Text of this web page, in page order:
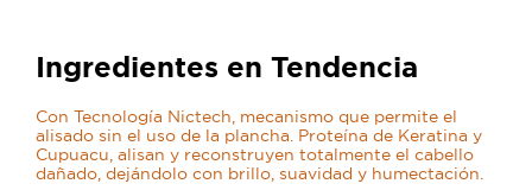
Ingredientes en Tendencia
Con Tecnología Nictech, mecanismo que permite el
alisado sin el uso de la plancha. Proteína de Keratina y
Cupuacu, alisan y reconstruyen totalmente el cabello
dañado, dejándolo con brillo, suavidad y humectación.